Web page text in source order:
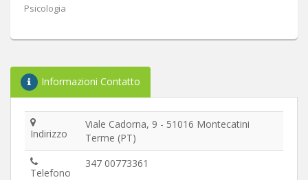
Psicologia
Informazioni Contatto
Indirizzo
Viale Cadorna, 9 - 51016 Montecatini
Terme (PT)
Telefono
347 00773361